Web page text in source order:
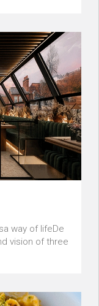
way of lifeDe
vision of three